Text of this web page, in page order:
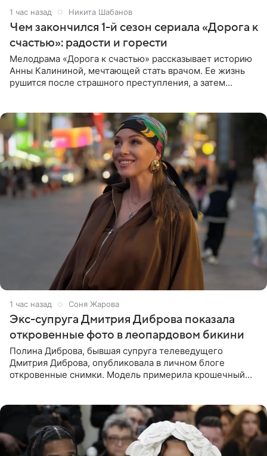
1 час назад Никита Шабанов
Чем закончился 1-й сезон сериала «Дорога к
счастью»: радости и горести
Мелодрама «Дорога к счастью» рассказывает историю
Анны Калининой, мечтающей стать врачом. Ее жизнь
рушится после страшного преступления, а затем
1 час назад Соня Жарова
Экс-супруга Дмитрия Диброва показала
откровенные фото в леопардовом бикини
Полина Диброва, бывшая супруга телеведущего
Дмитрия Диброва, опубликовала в личном блоге
откровенные снимки. Модель примерила крошечный